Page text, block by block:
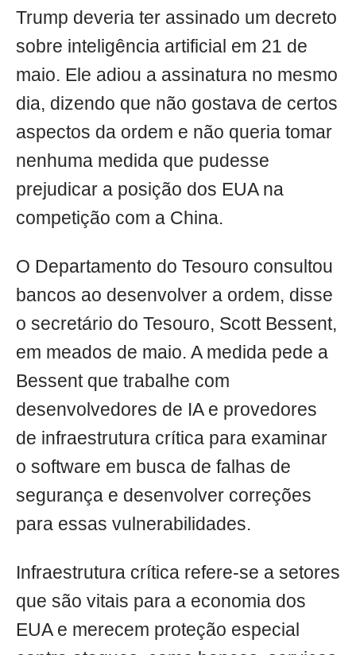
Trump deveria ter assinado um decreto
sobre inteligência artificial em 21 de
maio. Ele adiou a assinatura no mesmo
dia, dizendo que não gostava de certos
aspectos da ordem e não queria tomar
nenhuma medida que pudesse
prejudicar a posição dos EUA na
competição com a China.
O Departamento do Tesouro consultou
bancos ao desenvolver a ordem, disse
o secretário do Tesouro, Scott Bessent,
em meados de maio. A medida pede a
Bessent que trabalhe com
desenvolvedores de IA e provedores
de infraestrutura crítica para examinar
o software em busca de falhas de
segurança e desenvolver correções
para essas vulnerabilidades.
Infraestrutura crítica refere-se a setores
que são vitais para a economia dos
EUA e merecem proteção especial